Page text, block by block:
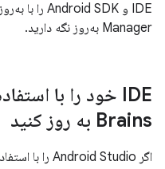
Manager به‌روز نگه دارید.
IDE خود را با استفاده از جعبه ابزار Jet
Brains به روز کنید
اگر Android Studio را با استفاده از